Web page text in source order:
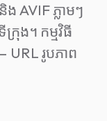
AVIF ភ្លាមៗ
រុង។ កម្មវិធី
URL រូបភាព